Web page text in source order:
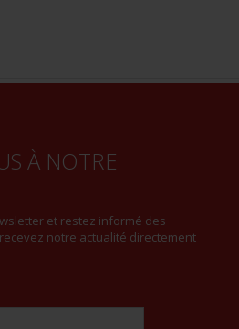
À NOTRE
et restez informé des
notre actualité directement